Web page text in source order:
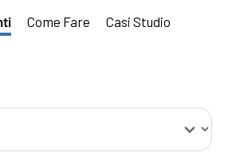
Come Fare Casi Studio